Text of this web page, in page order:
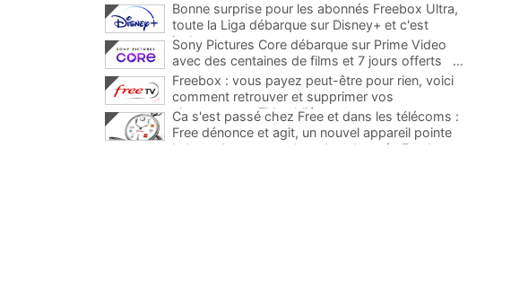
Bonne surprise pour les abonnés Freebox Ultra,
toute la Liga débarque sur Disney+ et c'est
inclus
Sony Pictures Core débarque sur Prime Video
avec des centaines de films et 7 jours offerts
...
Freebox : vous payez peut-être pour rien, voici
comment retrouver et supprimer vos
abonnements TV oubliés
...
Ca s'est passé chez Free et dans les télécoms :
Free dénonce et agit, un nouvel appareil pointe
le bout de son nez chez des abonnés Freebox...